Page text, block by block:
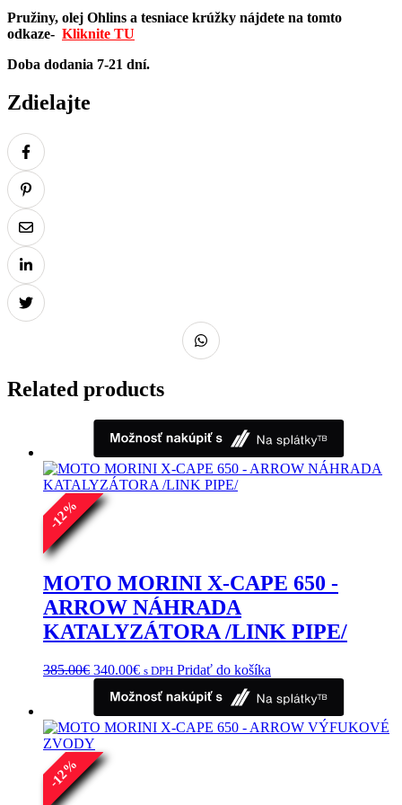
Pružiny, olej Ohlins a tesniace krúžky nájdete na tomto
odkaze- Kliknite TU
Doba dodania 7-21 dní.
Zdielajte
Related products
-
12
%
MOTO MORINI X-CAPE 650 -
ARROW NÁHRADA
KATALYZÁTORA /LINK PIPE/
385.00€ Pôvodná
cena
bola:
385.00€.
340.00€Aktuálna
je:
340.00€.
s DPH Pridať do košíka
-
12
%